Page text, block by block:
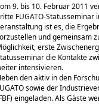
9. bis 10. Februar 2011
FUGATO-
ist es, die
und gemeinsam
erste
die Kontakte
intensivieren.
den aktiv in den
sowie der
eingeladen. Als Gäste